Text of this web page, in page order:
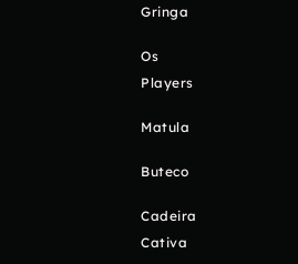
Gringa
Os
Players
Matula
Buteco
Cadeira
Cativa